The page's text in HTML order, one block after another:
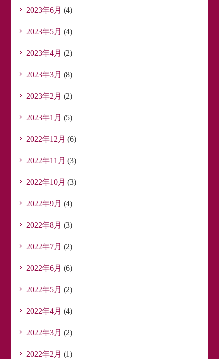
2023年6月 (4)
2023年5月 (4)
2023年4月 (2)
2023年3月 (8)
2023年2月 (2)
2023年1月 (5)
2022年12月 (6)
2022年11月 (3)
2022年10月 (3)
2022年9月 (4)
2022年8月 (3)
2022年7月 (2)
2022年6月 (6)
2022年5月 (2)
2022年4月 (4)
2022年3月 (2)
2022年2月 (1)